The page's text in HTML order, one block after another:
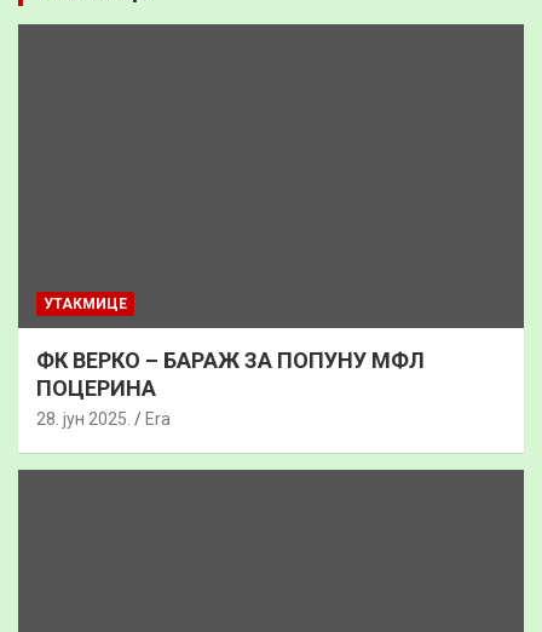
УТАКМИЦЕ
ФК ВЕРКО – БАРАЖ ЗА ПОПУНУ МФЛ
ПОЦЕРИНА
28. јун 2025. Era